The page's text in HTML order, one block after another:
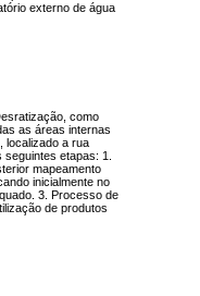
externo de água
como
as áreas internas
localizado a rua
etapas: 1.
mapeamento
inicialmente no
3. Processo de
de produtos